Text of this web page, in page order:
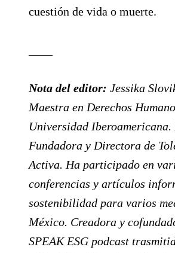
cuestión de vida o muerte.
Nota del editor: Jessika
Maestra en Derechos
Universidad Iberoamericana.
Fundadora y Directora de
Activa. Ha participado en
conferencias y artículos
sostenibilidad para varios
México. Creadora y
SPEAK ESG podcast